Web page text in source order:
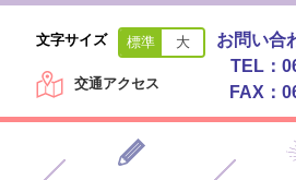
お問い合
TEL：
FAX：
標準 大
文字サイズ
交通アクセス